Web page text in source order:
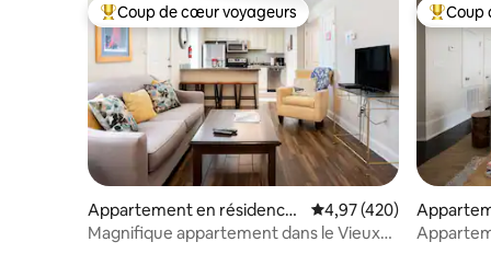
Coups de cœur voyageurs les plus appréciés
Coup de cœur voyageurs
Appartement en résidence
⋅ La Nouvelle-Orléans
Évaluation moyenne
4,97 (420)
Magnifique appartement dans le Vieux
Coups
Coup
⋅ La